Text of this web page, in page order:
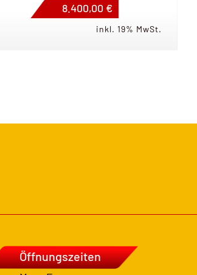
8.400,00 €
inkl. 19% MwSt.
Öffnungszeiten